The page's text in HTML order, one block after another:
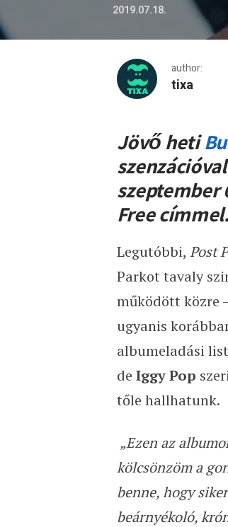
2019.07.18.
author:
tixa
Ősszel érkezik
Jövő heti
szeptember
Free
Legutóbbi, Post
Parkot tavaly
működött közre
ugyanis
albumeladási
de Iggy Pop
tőle hallhatunk.
„Ezen az
kölcsönzöm a
benne, hogy
beárnyékoló,